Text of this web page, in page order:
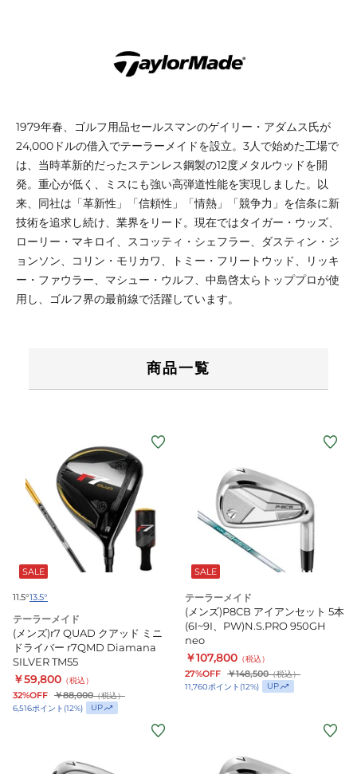
1979年春、ゴルフ用品セールスマンのゲイリー・アダムス氏が
24,000ドルの借入でテーラーメイドを設立。3人で始めた工場で
は、当時革新的だったステンレス鋼製の12度メタルウッドを開
発。重心が低く、ミスにも強い高弾道性能を実現しました。以
来、同社は「革新性」「信頼性」「情熱」「競争力」を信条に新
技術を追求し続け、業界をリード。現在ではタイガー・ウッズ、
ローリー・マキロイ、スコッティ・シェフラー、ダスティン・ジ
ョンソン、コリン・モリカワ、トミー・フリートウッド、リッキ
ー・ファウラー、マシュー・ウルフ、中島啓太らトッププロが使
用し、ゴルフ界の最前線で活躍しています。
商品一覧
QUAD
ド
ド
ラ
イ
バ
ー
SALE
11.5°13.5°
テーラーメイド
(メンズ)r7 QUAD クアッド ミニ
ドライバー r7QMD Diamana
SILVER TM55
￥59,800 （税込）
32%OFF ￥88,000（税込）
6,516ポイント (12%) UP
SALE
テーラーメイド
(メンズ)P8CB アイアンセット 5本
(6I~9I、PW)N.S.PRO 950GH
neo
￥107,800 （税込）
27%OFF ￥148,500（税込）
11,760ポイント (12%) UP